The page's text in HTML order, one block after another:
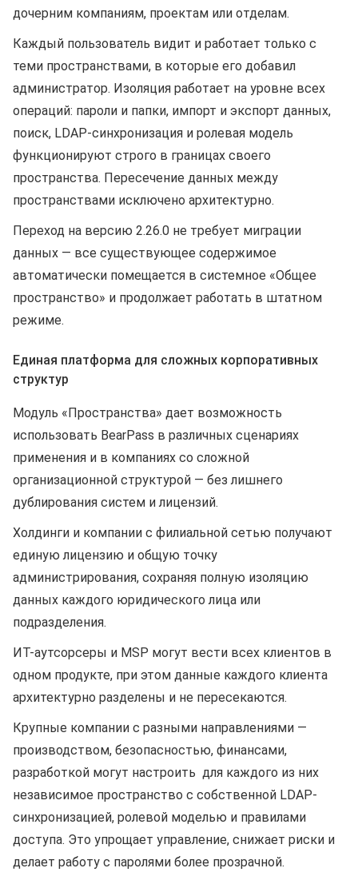
дочерним компаниям, проектам или отделам.
Каждый пользователь видит и работает только с
теми пространствами, в которые его добавил
администратор. Изоляция работает на уровне всех
операций: пароли и папки, импорт и экспорт данных,
поиск, LDAP-синхронизация и ролевая модель
функционируют строго в границах своего
пространства. Пересечение данных между
пространствами исключено архитектурно.
Переход на версию 2.26.0 не требует миграции
данных — все существующее содержимое
автоматически помещается в системное «Общее
пространство» и продолжает работать в штатном
режиме.
Единая платформа для сложных корпоративных
структур
Модуль «Пространства» дает возможность
использовать BearPass в различных сценариях
применения и в компаниях со сложной
организационной структурой — без лишнего
дублирования систем и лицензий.
Холдинги и компании с филиальной сетью получают
единую лицензию и общую точку
администрирования, сохраняя полную изоляцию
данных каждого юридического лица или
подразделения.
ИТ-аутсорсеры и MSP могут вести всех клиентов в
одном продукте, при этом данные каждого клиента
архитектурно разделены и не пересекаются.
Крупные компании с разными направлениями —
производством, безопасностью, финансами,
разработкой могут настроить для каждого из них
независимое пространство с собственной LDAP-
синхронизацией, ролевой моделью и правилами
доступа. Это упрощает управление, снижает риски и
делает работу с паролями более прозрачной.